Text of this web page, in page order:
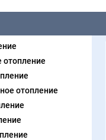
отопление
отопление